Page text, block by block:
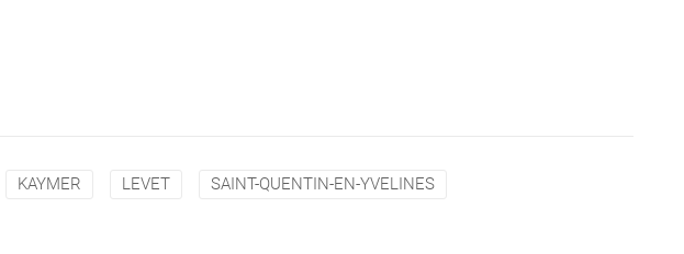
KAYMER LEVET SAINT-QUENTIN-EN-YVELINES